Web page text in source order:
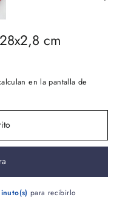
cm
en la pantalla de
para recibirlo